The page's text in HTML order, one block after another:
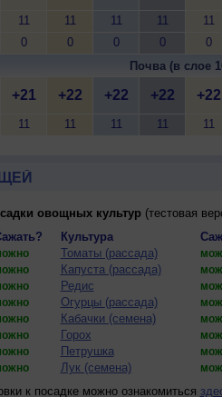
11
0
11
0
11
0
11
0
11
0
Почва (в слое
+21
11
+22
11
+22
11
+22
11
+22
11
овощных культур(тестовая
Культура
Томаты (рассада)
Капуста (рассада)
Редис
Огурцы (рассада)
Кабачки (семена)
Горох
Петрушка
Лук (семена)
к посадке можно ознакомиться